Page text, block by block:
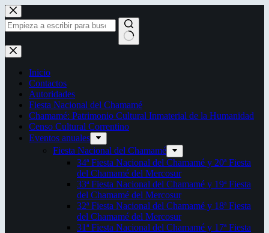
Saltar
al
contenido
Sin
resultados
Inicio
Contactos
Autoridades
Fiesta Nacional del Chamamé
Chamamé: Patrimonio Cultural Inmaterial de la Humanidad
Censo Cultural Correntino
Eventos anuales
Fiesta Nacional del Chamamé
34ª Fiesta Nacional del Chamamé y 20ª Fiesta
del Chamamé del Mercosur
33ª Fiesta Nacional del Chamamé y 19ª Fiesta
del Chamamé del Mercosur
32ª Fiesta Nacional del Chamamé y 18ª Fiesta
del Chamamé del Mercosur
31ª Fiesta Nacional del Chamamé y 17ª Fiesta